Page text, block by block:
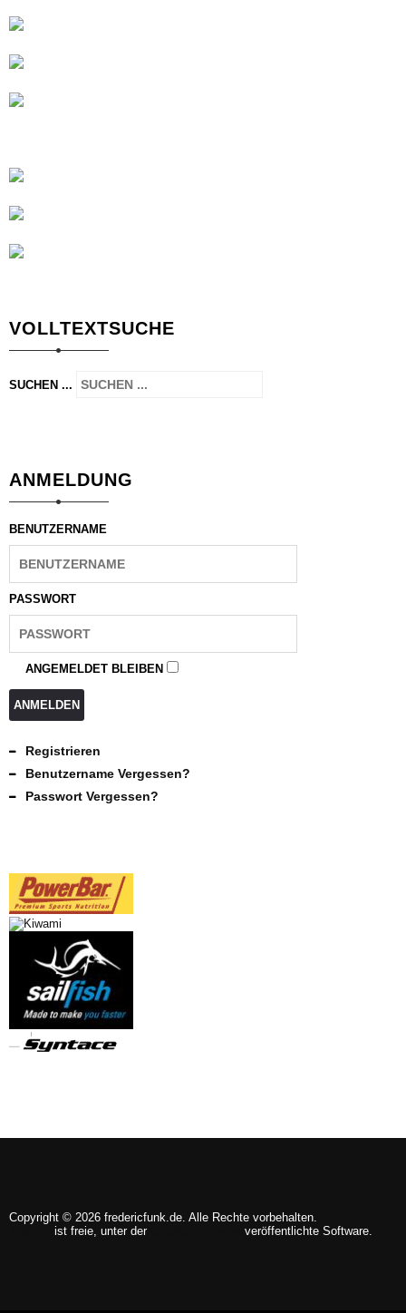
VOLLTEXTSUCHE
SUCHEN ...
ANMELDUNG
BENUTZERNAME
PASSWORT
ANGEMELDET BLEIBEN
ANMELDEN
Registrieren
Benutzername Vergessen?
Passwort Vergessen?
Copyright © 2026 fredericfunk.de. Alle Rechte vorbehalten.
ist freie, unter der veröffentlichte Software.